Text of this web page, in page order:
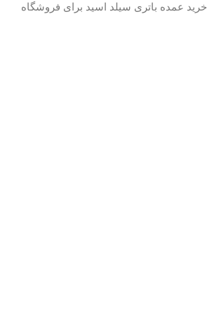
خرید عمده باتری سیلد اسید برای فروشگاه